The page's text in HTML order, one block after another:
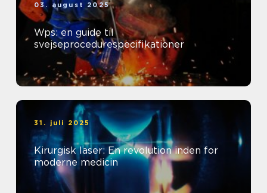
03. august 2025
Wps: en guide til
svejseprocedurespecifikationer
31. juli 2025
Kirurgisk laser: En revolution inden for
moderne medicin